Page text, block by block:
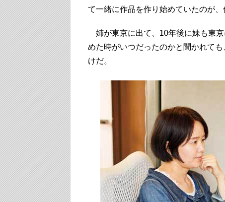
て一緒に作品を作り始めていたのが
姉が東京に出て、10年後に妹も東
めた時がいつだったのかと聞かれて
けだ。